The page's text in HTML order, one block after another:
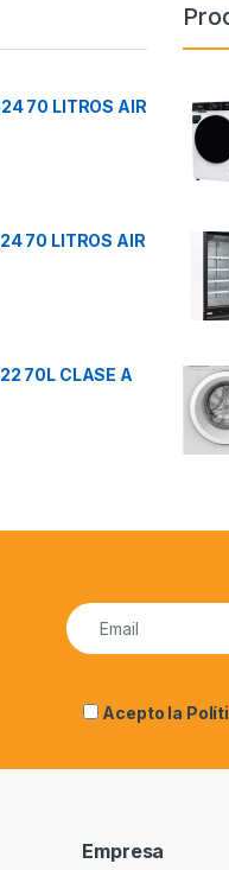
70 LITROS AIR
70 LITROS AIR
70L CLASE A
Acepto la
Empresa